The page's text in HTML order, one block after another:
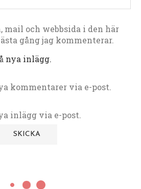
mail och webbsida i den här
gång jag kommenterar.
nya inlägg.
kommentarer via e-post.
inlägg via e-post.